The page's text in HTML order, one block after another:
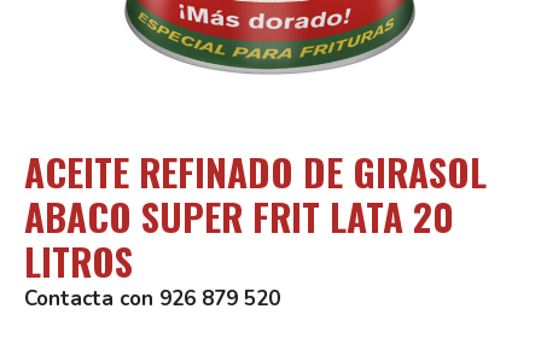
ACEITE REFINADO DE GIRASOL
ABACO SUPER FRIT LATA 20
LITROS
Contacta con 926 879 520